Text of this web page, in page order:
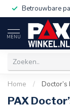
Betrouwbare
MENU
Home / Doctor’s
PAX